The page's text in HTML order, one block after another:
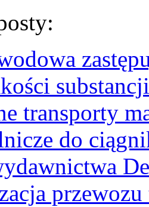
transporty
do